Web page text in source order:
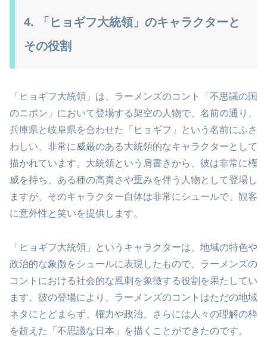
4. 「ヒョギフ大統領」のキャラクターと
その役割
「ヒョギフ大統領」は、ラーメンズのコント「不思議の国
のニポン」において登場する架空の人物で、名前の通り、
兵庫県と岐阜県を合わせた「ヒョギフ」という名前にふさ
わしい、非常に威厳のある大統領的なキャラクターとして
描かれています。大統領という肩書きから、彼は非常に権
威を持ち、ある種の高貴さや重みを伴う人物として登場し
ますが、そのキャラクター自体は非常にシュールで、観客
に意外性と笑いを提供します。
「ヒョギフ大統領」というキャラクターは、地域の特色や
政治的な象徴をシュールに表現したもので、ラーメンズの
コントにおける社会的な風刺を象徴する役割を果たしてい
ます。彼の登場により、ラーメンズのコントはただの地域
ネタにとどまらず、権力や政治、さらには人々の理解の枠
を超えた「不思議な日本」を描くことができたのです。